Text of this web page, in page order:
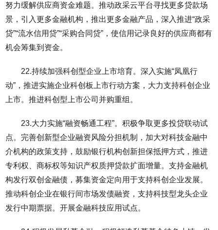
努力缓解供应商资金难题。推动政采云平台寻找更多贷款场
景，引入更多金融机构，推出更多金融产品，深入推进“政采
贷”“流水信用贷”“采购合同贷”，使信用记录良好的供应商都有
机会筹集到资金。
22.持续加强科创型企业上市培育。深入实施“凤凰行
动”，推进实施企业科创板上市行动方案，大力支持科创企业
上市。推进科创型上市公司并购重组。
23.大力实施“融资畅通工程”。积极争取更多投贷联动试
点。完善创新型企业融资风险分担机制，加大对科技金融中
介机构的政策支持，鼓励银行机构创新担保抵押方式，推进
专利权、商标权等知识产权质押贷款扩面增量。支持金融机
构发行双创金融债，募集资金定向用于支持科创企业发展。
推动科创企业在银行间市场发债融资，支持科技型龙头企业
发行中期票据。开展金融科技应用试点。